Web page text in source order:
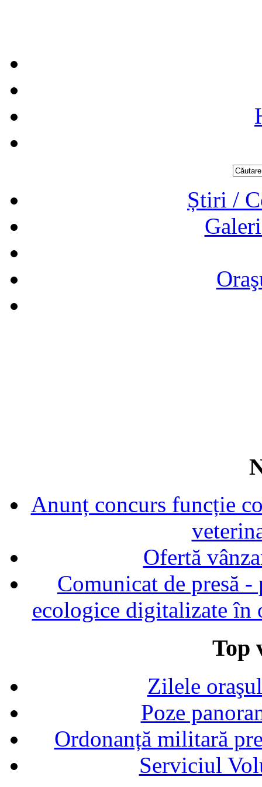
Știri /
Anunț concurs funcție
Ofertă
Comunicat de presă
ecologice digitalizate în
Top
Zilele
Poze
Ordonanță militară
Serviciul